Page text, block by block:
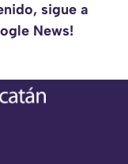
sigue a
News!